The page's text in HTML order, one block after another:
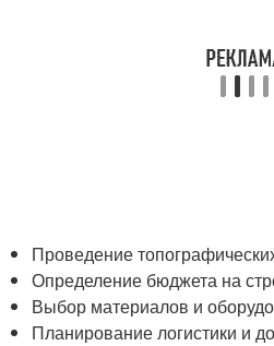
Проведение
Определение бюджета на
Выбор материалов и
Планирование логистики и